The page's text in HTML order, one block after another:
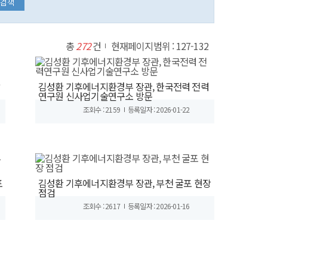
총272건 현재페이지범위 : 127-132
김성환 기후에너지환경부 장관, 한국전력 전력
연구원 신사업기술연구소 방문
조회수 : 2159 등록일자 : 2026-01-22
김성환 기후에너지환경부 장관, 부천 굴포 현장
점검
조회수 : 2617 등록일자 : 2026-01-16